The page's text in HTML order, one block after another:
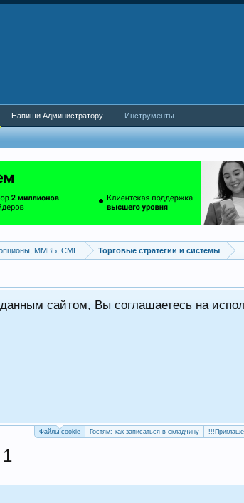
ММВБ, CME Торговые стратегии и системы
сайтом, Вы соглашаетесь на
Файлы cookie Гостям: как записаться в складчину
Напиши Администратору Инструменты